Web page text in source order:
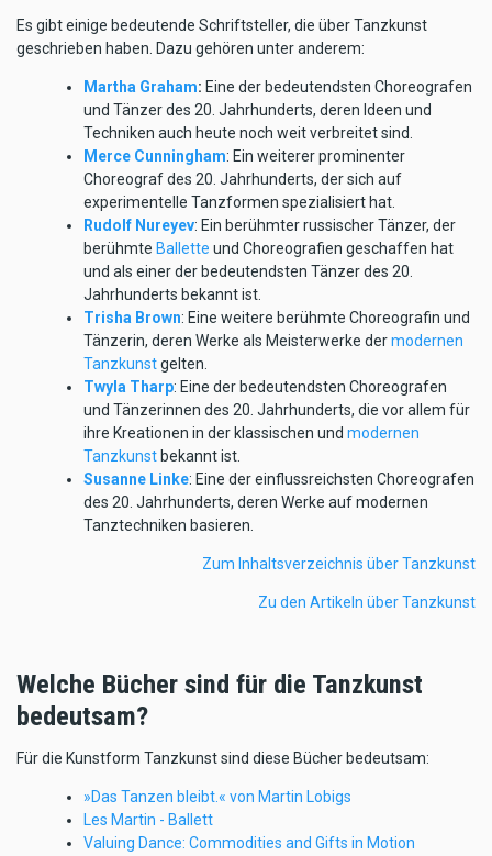
Es gibt einige bedeutende Schriftsteller, die über Tanzkunst
geschrieben haben. Dazu gehören unter anderem:
Martha Graham: Eine der bedeutendsten Choreografen
und Tänzer des 20. Jahrhunderts, deren Ideen und
Techniken auch heute noch weit verbreitet sind.
Merce Cunningham: Ein weiterer prominenter
Choreograf des 20. Jahrhunderts, der sich auf
experimentelle Tanzformen spezialisiert hat.
Rudolf Nureyev: Ein berühmter russischer Tänzer, der
berühmte Ballette und Choreografien geschaffen hat
und als einer der bedeutendsten Tänzer des 20.
Jahrhunderts bekannt ist.
Trisha Brown: Eine weitere berühmte Choreografin und
Tänzerin, deren Werke als Meisterwerke dermodernen
Tanzkunstgelten.
Twyla Tharp: Eine der bedeutendsten Choreografen
und Tänzerinnen des 20. Jahrhunderts, die vor allem für
ihre Kreationen in der klassischen und modernen
Tanzkunst bekannt ist.
Susanne Linke: Eine der einflussreichsten Choreografen
des 20. Jahrhunderts, deren Werke auf modernen
Tanztechniken basieren.
Zum Inhaltsverzeichnis über Tanzkunst
Zu den Artikeln über Tanzkunst
Welche Bücher sind für die Tanzkunst
bedeutsam?
Für die Kunstform Tanzkunst sind diese Bücher bedeutsam:
»Das Tanzen bleibt.« von Martin Lobigs
Les Martin - Ballett
Valuing Dance: Commodities and Gifts in Motion